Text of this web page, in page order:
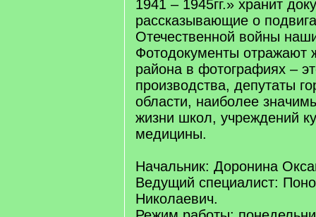
1941 – 1945гг.» хранит
рассказывающие о
Отечественной войны
Фотодокументы отражают
района в фотографиях –
производства, депутаты
области, наиболее
жизни школ, учреждений
медицины.
Начальник: Доронина
Ведущий специалист:
Николаевич.